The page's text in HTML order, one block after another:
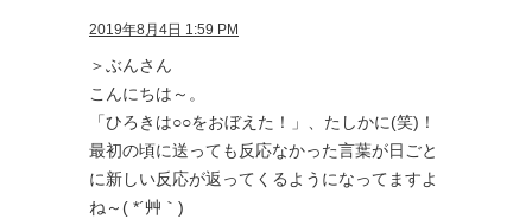
2019年8月4日 1:59 PM
＞ぶんさん
こんにちは～。
「ひろきは○○をおぼえた！」、たしかに(笑)！
最初の頃に送っても反応なかった言葉が日ごと
に新しい反応が返ってくるようになってますよ
ね～( *´艸｀)